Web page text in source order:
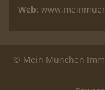
Web:
© Mein München